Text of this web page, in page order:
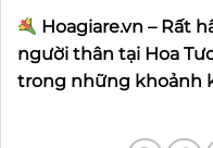
Hoagiare.vn – Rất
người thân tại Hoa
trong những khoảnh